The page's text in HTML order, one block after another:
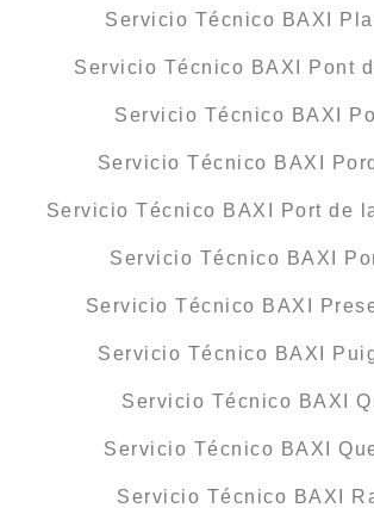
Servicio Técnico BAXI
Servicio Técnico BAXI Pont
Servicio Técnico BAXI
Servicio Técnico BAXI
Servicio Técnico BAXI Port de
Servicio Técnico BAXI
Servicio Técnico BAXI
Servicio Técnico BAXI
Servicio Técnico BAXI
Servicio Técnico BAXI
Servicio Técnico BAXI